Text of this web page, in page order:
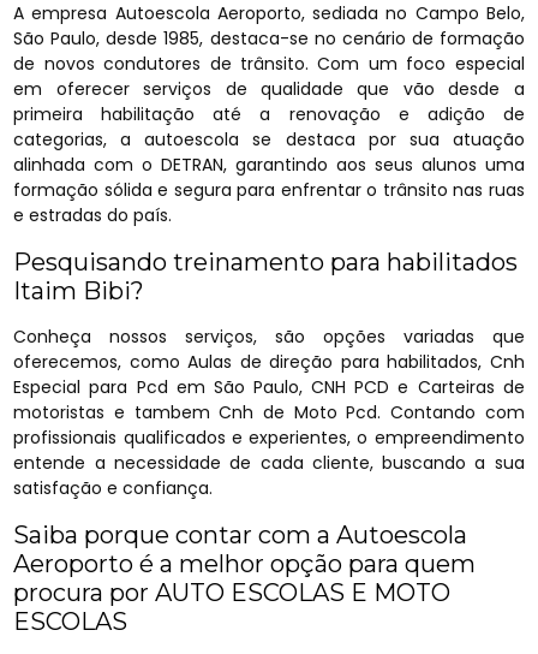
A empresa Autoescola Aeroporto, sediada no Campo Belo,
São Paulo, desde 1985, destaca-se no cenário de formação
de novos condutores de trânsito. Com um foco especial
em oferecer serviços de qualidade que vão desde a
primeira habilitação até a renovação e adição de
categorias, a autoescola se destaca por sua atuação
alinhada com o DETRAN, garantindo aos seus alunos uma
formação sólida e segura para enfrentar o trânsito nas ruas
e estradas do país.
Pesquisando treinamento para habilitados
Itaim Bibi?
Conheça nossos serviços, são opções variadas que
oferecemos, como Aulas de direção para habilitados, Cnh
Especial para Pcd em São Paulo, CNH PCD e Carteiras de
motoristas e tambem Cnh de Moto Pcd. Contando com
profissionais qualificados e experientes, o empreendimento
entende a necessidade de cada cliente, buscando a sua
satisfação e confiança.
Saiba porque contar com a Autoescola
Aeroporto é a melhor opção para quem
procura por AUTO ESCOLAS E MOTO
ESCOLAS